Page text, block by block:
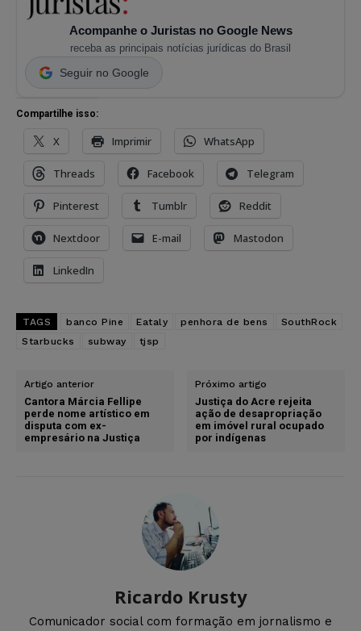
Acompanhe o Juristas no Google News
receba as principais notícias jurídicas do Brasil
Seguir no Google
Compartilhe isso:
X Imprimir WhatsApp
Threads Facebook Telegram
Pinterest Tumblr Reddit
Nextdoor E-mail Mastodon
LinkedIn
TAGS banco Pine Eataly penhora de bens
SouthRock
Starbucks
subway tjsp
Artigo anterior
Cantora Márcia Fellipe
perde nome artístico em
disputa com ex-
empresário na Justiça
Próximo artigo
Justiça do Acre rejeita
ação de desapropriação
em imóvel rural ocupado
por indígenas
Ricardo Krusty
Comunicador social com formação em jornalismo e